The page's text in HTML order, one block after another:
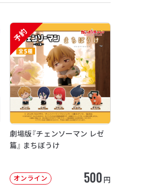
予約
劇場版『チェンソーマン レゼ
篇』 まちぼうけ
オンライン 500円